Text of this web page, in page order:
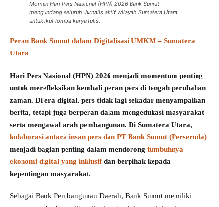
Momen Hari Pers Nasional (HPN) 2026 Bank Sumut
mengundang seluruh Jurnalis aktif wilayah Sumatera Utara
untuk ikut lomba karya tulis.
Peran Bank Sumut dalam Digitalisasi UMKM – Sumatera
Utara
Hari Pers Nasional (HPN) 2026 menjadi momentum penting
untuk merefleksikan kembali peran pers di tengah perubahan
zaman. Di era digital, pers tidak lagi sekadar menyampaikan
berita, tetapi juga berperan dalam mengedukasi masyarakat
serta mengawal arah pembangunan. Di Sumatera Utara,
kolaborasi antara insan pers dan PT Bank Sumut (Perseroda)
menjadi bagian penting dalam mendorong tumbuhnya
ekonomi digital yang inklusifdan berpihak kepada
kepentingan masyarakat.
Sebagai Bank Pembangunan Daerah, Bank Sumut memiliki